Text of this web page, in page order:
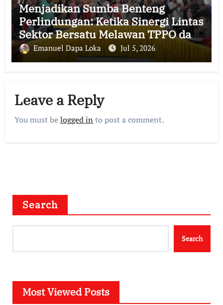
Menjadikan Sumba Benteng
Perlindungan: Ketika Sinergi Lintas
Sektor Bersatu Melawan TPPO dan
TPKSEmanuel Dapa Loka Jul 5, 2026
Leave a Reply
You must belogged in to post a comment.
Search
Search
Most Viewed Posts